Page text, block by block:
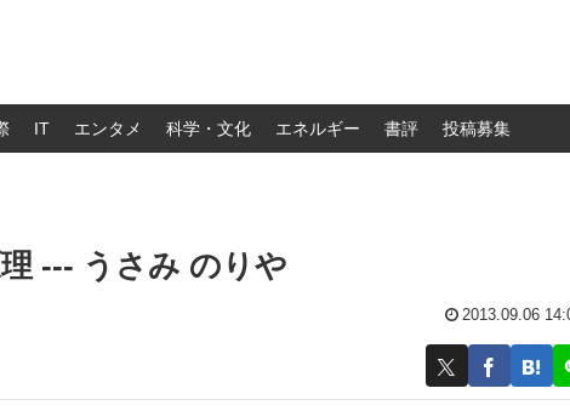
IT エンタメ 科学・文化 エネルギー 書評 投稿募集
--- うさみ のりや
2013.09.06